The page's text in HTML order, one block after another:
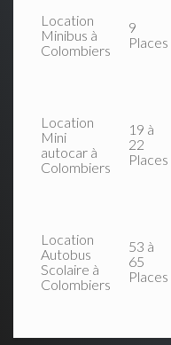
Location
Minibus à
Colombiers
9
Places
Location
Mini
autocar à
Colombiers
19 à
22
Places
Location
Autobus
Scolaire à
Colombiers
53 à
65
Places